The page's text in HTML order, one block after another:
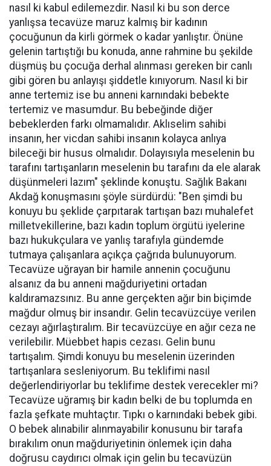
nasıl ki kabul edilemezdir. Nasıl ki bu son derce
yanlışsa tecavüze maruz kalmış bir kadının
çocuğunun da kirli görmek o kadar yanlıştır. Önüne
gelenin tartıştığı bu konuda, anne rahmine bu şekilde
düşmüş bu çocuğa derhal alınması gereken bir canlı
gibi gören bu anlayışı şiddetle kınıyorum. Nasıl ki bir
anne tertemiz ise bu anneni karnındaki bebekte
tertemiz ve masumdur. Bu bebeğinde diğer
bebeklerden farkı olmamalıdır. Aklıselim sahibi
insanın, her vicdan sahibi insanın kolayca anlıya
bileceği bir husus olmalıdır. Dolayısıyla meselenin bu
tarafını tartışanların meselenin bu tarafını da ele alarak
düşünmeleri lazım" şeklinde konuştu. Sağlık Bakanı
Akdağ konuşmasını şöyle sürdürdü: "Ben şimdi bu
konuyu bu şeklide çarpıtarak tartışan bazı muhalefet
milletvekillerine, bazı kadın toplum örgütü iyelerine
bazı hukukçulara ve yanlış tarafıyla gündemde
tutmaya çalışanlara açıkça çağrıda bulunuyorum.
Tecavüze uğrayan bir hamile annenin çocuğunu
alsanız da bu anneni mağduriyetini ortadan
kaldıramazsınız. Bu anne gerçekten ağır bin biçimde
mağdur olmuş bir insandır. Gelin tecavüzcüye verilen
cezayı ağırlaştıralım. Bir tecavüzcüye en ağır ceza ne
verilebilir. Müebbet hapis cezası. Gelin bunu
tartışalım. Şimdi konuyu bu meselenin üzerinden
tartışanlara sesleniyorum. Bu teklifimi nasıl
değerlendiriyorlar bu teklifime destek verecekler mi?
Tecavüze uğramış bir kadın belki de bu toplumda en
fazla şefkate muhtaçtır. Tıpkı o karnındaki bebek gibi.
O bebek alınabilir alınmayabilir konusunu bir tarafa
bırakılım onun mağduriyetinin önlemek için daha
doğrusu caydırıcı olmak için gelin bu tecavüzün